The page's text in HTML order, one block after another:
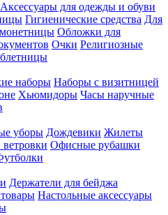
Аксессуары для одежды и обуви
Гигиенические средства Для
Обложки для
Очки Религиозные
наборы Наборы с визитницей
Хьюмидоры Часы наручные
уборы Дождевики Жилеты
Офисные рубашки
Держатели для бейджа
Настольные аксессуары